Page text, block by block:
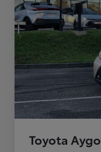
Toyota